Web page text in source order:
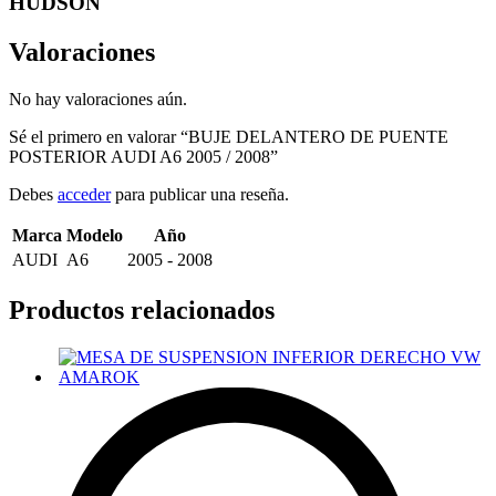
Valoraciones
No hay valoraciones aún.
Sé el primero en valorar “BUJE DELANTERO DE PUENTE
POSTERIOR AUDI A6 2005 / 2008”
Debes accederpara publicar una reseña.
Marca Modelo
Año
AUDI A6 2005 - 2008
Productos relacionados